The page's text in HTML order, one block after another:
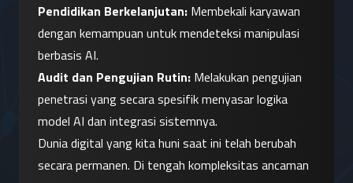
Pendidikan Berkelanjutan: Membekali karyawan
dengan kemampuan untuk mendeteksi manipulasi
berbasis AI.
Audit dan Pengujian Rutin: Melakukan pengujian
penetrasi yang secara spesifik menyasar logika
model AI dan integrasi sistemnya.
Dunia digital yang kita huni saat ini telah berubah
secara permanen. Di tengah kompleksitas ancaman